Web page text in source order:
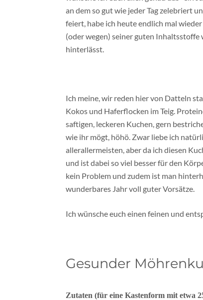
an dem so gut wie jeder Tag zelebriert
feiert, habe ich heute endlich mal
(oder wegen) seiner guten Inhaltsstoffe
hinterlässt.
Ich meine, wir reden hier von Datteln
Kokos und Haferflocken im Teig.
saftigen, leckeren Kuchen, gern
wie ihr mögt, höhö. Zwar liebe ich
allerallermeisten, aber da ich diesen
und ist dabei so viel besser für den
kein Problem und zudem ist man
wunderbares Jahr voll guter Vorsätze.
Ich wünsche euch einen feinen und
Gesunder
Zutaten (für eine Kastenform mit etwa